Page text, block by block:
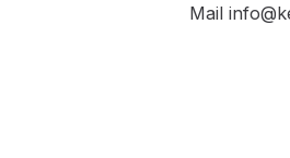
Mail